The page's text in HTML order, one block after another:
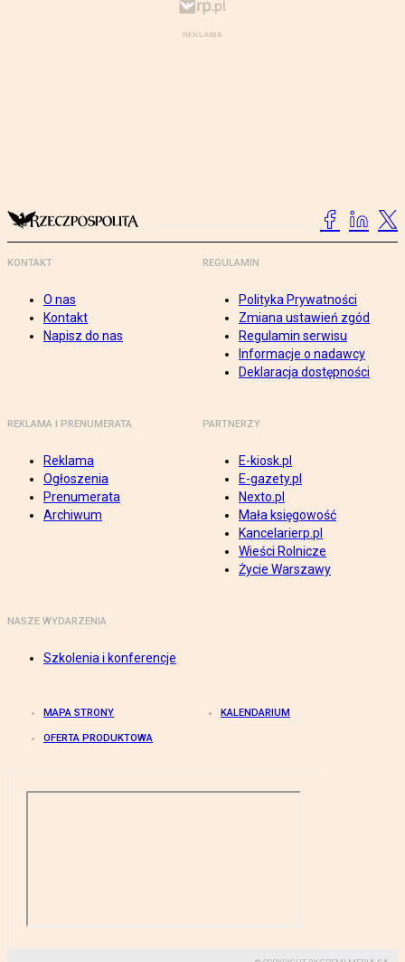
KONTAKT
O nas
Kontakt
Napisz do nas
REGULAMIN
Polityka Prywatności
Zmiana ustawień zgód
Regulamin serwisu
Informacje o nadawcy
Deklaracja dostępności
REKLAMA I PRENUMERATA
Reklama
Ogłoszenia
Prenumerata
Archiwum
PARTNERZY
E-kiosk.pl
E-gazety.pl
Nexto.pl
Mała księgowość
Kancelarierp.pl
Wieści Rolnicze
Życie Warszawy
NASZE WYDARZENIA
Szkolenia i konferencje
MAPA STRONY KALENDARIUM
OFERTA PRODUKTOWA